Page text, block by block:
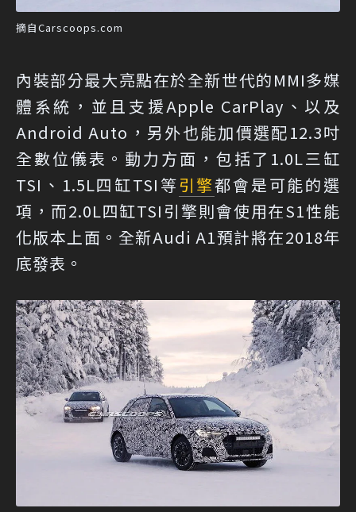
摘自Carscoops.com
內裝部分最大亮點在於全新世代的MMI多媒
體系統，並且支援Apple CarPlay、以及
Android Auto，另外也能加價選配12.3吋
全數位儀表。動力方面，包括了1.0L三缸
TSI、1.5L四缸TSI等引擎都會是可能的選
項，而2.0L四缸TSI引擎則會使用在S1性能
化版本上面。全新Audi A1預計將在2018年
底發表。